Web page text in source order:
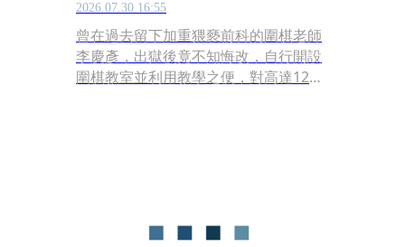
2026.07.30 16:55
曾在過去留下加重猥褻前科的圍棋老師
李慶彥，出獄後竟不知悔改，自行開設
圍棋教室並利用教學之便，對高達12名